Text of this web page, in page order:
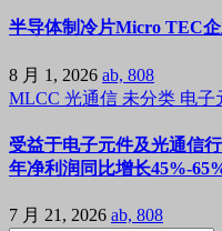
半导体制冷片Micro TEC
8 月 1, 2026 ab, 808
MLCC 光通信 未分类 电子
受益于电子元件及光通信
年净利润同比增长45%-
7 月 21, 2026 ab, 808